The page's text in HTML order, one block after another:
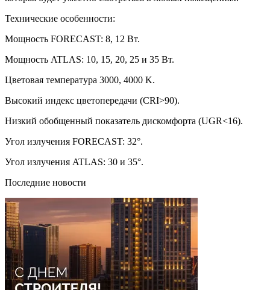
Технические особенности:
Мощность FORECAST: 8, 12 Вт.
Мощность ATLAS: 10, 15, 20, 25 и 35 Вт.
Цветовая температура 3000, 4000 K.
Высокий индекс цветопередачи (CRI>90).
Низкий обобщенный показатель дискомфорта (UGR<16).
Угол излучения FORECAST: 32°.
Угол излучения ATLAS: 30 и 35°.
Последние новости